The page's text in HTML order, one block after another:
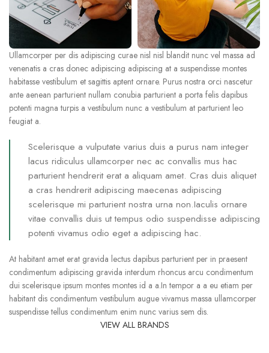
Ullamcorper per dis adipiscing curae nisl nisl blandit nunc vel massa ad
venenatis a cras donec adipiscing adipiscing at a suspendisse montes
habitasse vestibulum et sagittis aptent ornare. Purus nostra orci nascetur
ante aenean parturient nullam conubia parturient a porta felis dapibus
potenti magna turpis a vestibulum nunc a vestibulum at parturient leo
feugiat a.
Scelerisque a vulputate varius duis a purus nam integer
lacus ridiculus ullamcorper nec ac convallis mus hac
parturient hendrerit erat a aliquam amet. Cras duis aliquet
a cras hendrerit adipiscing maecenas adipiscing
scelerisque mi parturient nostra urna non.Iaculis ornare
vitae convallis duis ut tempus odio suspendisse adipiscing
potenti vivamus odio eget a adipiscing hac.
At habitant amet erat gravida lectus dapibus parturient per in praesent
condimentum adipiscing gravida interdum rhoncus arcu condimentum
dui scelerisque ipsum montes montes id a a.In tempor a a eu etiam per
habitant dis condimentum vestibulum augue vivamus massa ullamcorper
suspendisse tellus condimentum enim nunc varius sem dis.
VIEW ALL BRANDS